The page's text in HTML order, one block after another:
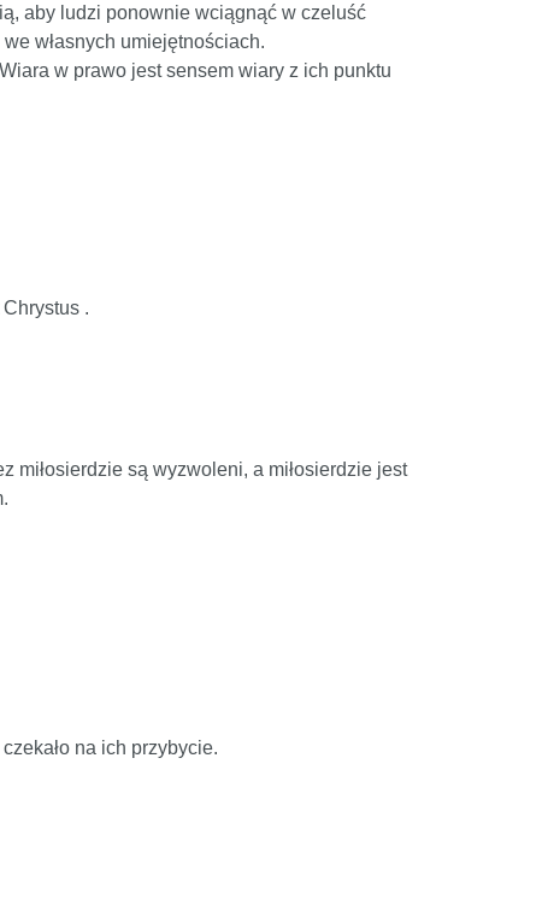
aby ludzi ponownie wciągnąć w czeluść
własnych umiejętnościach.
w prawo jest sensem wiary z ich punktu
.
miłosierdzie są wyzwoleni, a miłosierdzie jest
na ich przybycie.